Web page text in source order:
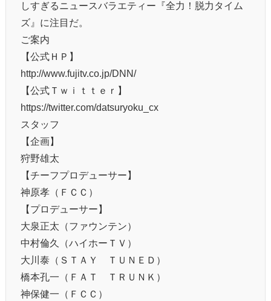
しすぎるニュースバラエティー『全力！脱力タイム
ズ』に注目だ。
ご案内
【公式ＨＰ】
http://www.fujitv.co.jp/DNN/
【公式Ｔｗｉｔｔｅｒ】
https://twitter.com/datsuryoku_cx
スタッフ
【企画】
狩野雄太
【チーフプロデューサー】
神原孝（ＦＣＣ）
【プロデューサー】
大泉正太（ファウンテン）
中村倫久（ハイホーＴＶ）
大川泰（ＳＴＡＹ ＴＵＮＥＤ）
橋本孔一（ＦＡＴ ＴＲＵＮＫ）
神保健一（ＦＣＣ）